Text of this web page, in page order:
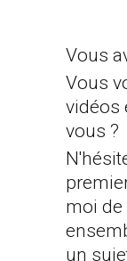
Vous
Vous
vidéos
vous ?
moi
un